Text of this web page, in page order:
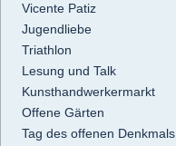
Vicente Patiz
Jugendliebe
Triathlon
Lesung und Talk
Kunsthandwerkermarkt
Offene Gärten
Tag des offenen Denkmals